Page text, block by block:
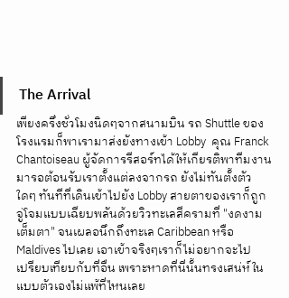
The Arrival
เพียงครึ่งชั่วโมงนิดๆจากสนามบิน รถ Shuttle ของ
โรงแรมก็พาเรามาส่งยังทางเข้า Lobby  คุณ Franck
Chantoiseau ผู้จัดการรีสอร์ทได้ให้เกียรติพาทีมงาน
มารอต้อนรับเราตั้งแต่ลงจากรถ ยังไม่ทันตั้งตัว
ใดๆ ทันทีที่เดินเข้าไปยัง Lobby สายตาของเราก็ถูก
จู่โจมแบบเฉียบพลันด้วยวิวทะเลสีครามที่ "งดงาม
เต็มตา" จนเผลอนึกถึงทะเล Caribbean หรือ
Maldives ไปเลย เอาเข้าจริงๆเราก็ไม่อยากจะไป
เปรียบเทียบกับที่อื่น เพราะหาดที่นี่นั้นทรงเสน่ห์ใน
แบบตัวเองไม่แพ้ที่ไหนเลย